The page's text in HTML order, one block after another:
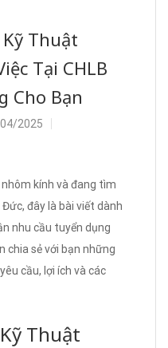
Thuật
Tại CHLB
Cho Bạn
2025
kính và đang tìm
Đức, đây là bài viết dành
nhu cầu tuyển dụng
chia sẻ với bạn những
cầu, lợi ích và các
Thuật